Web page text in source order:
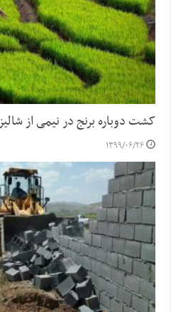
کشت دوباره برنج در نیمی از
۱۳۹۹/۰۶/۲۶